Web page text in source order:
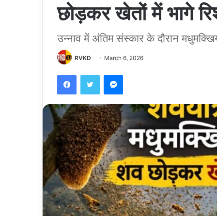
छोड़कर खेतों में भागे
उन्नाव में अंतिम संस्कार के दौरान
RVKD March 6, 2026
FacebookTwitter Messenger